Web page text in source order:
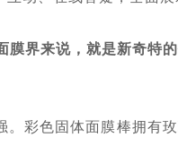
膜界来说，就是新奇特的
彩色固体面膜棒拥有